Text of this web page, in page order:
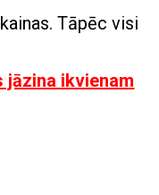
Tāpēc visi
jāzina ikvienam